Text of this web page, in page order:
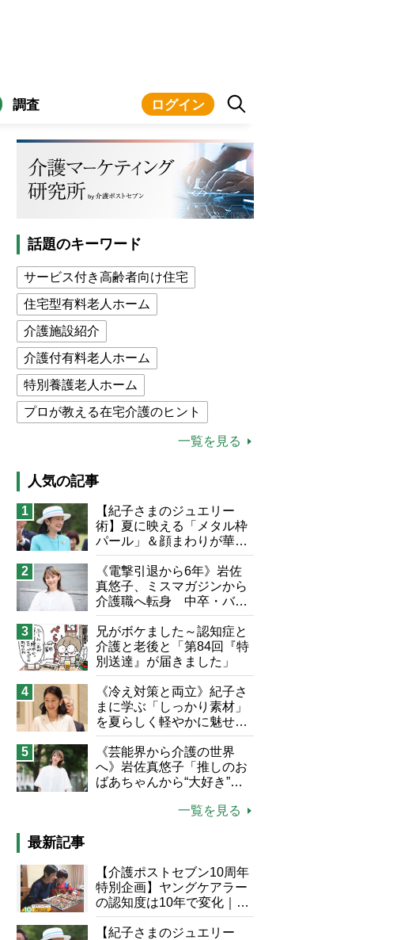
調査 ログイン
話題のキーワード
サービス付き高齢者向け住宅
住宅型有料老人ホーム
介護施設紹介
介護付有料老人ホーム
特別養護老人ホーム
プロが教える在宅介護のヒント
介護食
猫が母になつきません
息子の遠距離介護サバイバル術
兄がボケました
便利なサービス
予防法
一覧を見る
人気の記事
1
【紀子さまのジュエリー
術】夏に映える「メタル枠
パール」＆顔まわりが華や
ぐ「揺れる一粒」の使い分
け方
2
《電撃引退から6年》岩佐
真悠子、ミスマガジンから
介護職へ転身 中卒・バイ
ト経験ゼロの彼女が見つけ
た“居場所”「社会の役に立
ちながら自分らしくいられ
る」
3
兄がボケました～認知症と
介護と老後と「第84回『特
別送達』が届きました」
4
《冷え対策と両立》紀子さ
まに学ぶ「しっかり素材」
を夏らしく軽やかに魅せる
3つの着こなし法則
5
《芸能界から介護の世界
へ》岩佐真悠子「推しのお
ばあちゃんから“大好き”を
飛ぶ“やりがい”、介護の現
一覧を見る
最新記事
【介護ポストセブン10周年
特別企画】ヤングケアラー
の認知度は10年で変化｜流
行語大賞にノミネート、法
律にも明記されたが果たし
【紀子さまのジュエリー